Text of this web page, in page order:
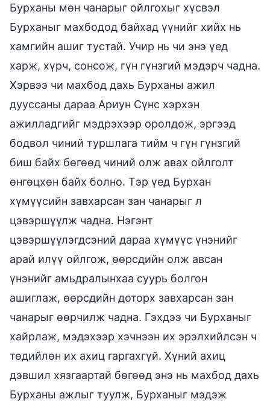
Бурханы мөн чанарыг ойлгохыг хүсвэл
Бурханыг махбодод байхад үүнийг хийх нь
хамгийн ашиг тустай. Учир нь чи энэ үед
харж, хүрч, сонсож, гүн гүнзгий мэдэрч чадна.
Хэрвээ чи махбод дахь Бурханы ажил
дууссаны дараа Ариун Сүнс хэрхэн
ажилладгийг мэдрэхээр оролдож, эргээд
бодвол чиний туршлага тийм ч гүн гүнзгий
биш байх бөгөөд чиний олж авах ойлголт
өнгөцхөн байх болно. Тэр үед Бурхан
хүмүүсийн завхарсан зан чанарыг л
цэвэршүүлж чадна. Нэгэнт
цэвэршүүлэгдсэний дараа хүмүүс үнэнийг
арай илүү ойлгож, өөрсдийн олж авсан
үнэнийг амьдралынхаа суурь болгон
ашиглаж, өөрсдийн доторх завхарсан зан
чанарыг өөрчилж чадна. Гэхдээ чи Бурханыг
хайрлаж, мэдэхээр хэчнээн их эрэлхийлсэн ч
төдийлөн их ахиц гаргахгүй. Хүний ахиц
дэвшил хязгаартай бөгөөд энэ нь махбод дахь
Бурханы ажлыг туулж, Бурханыг мэдэж